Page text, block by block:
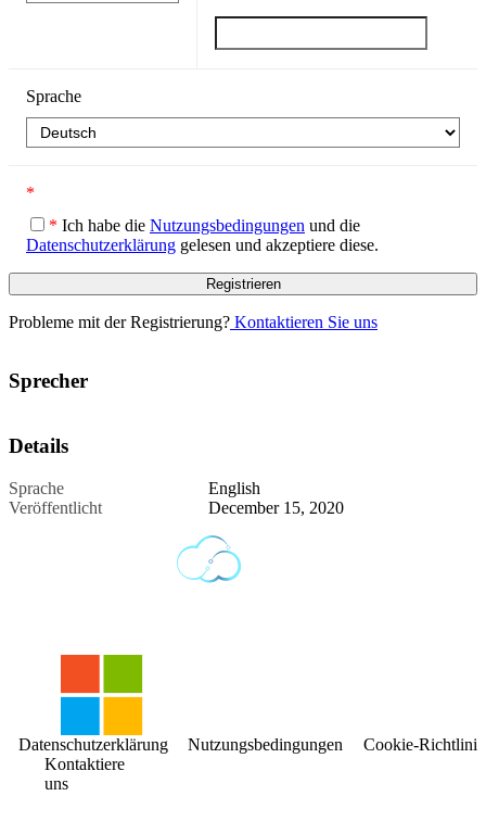
Sprache
*
* Ich habe die Nutzungsbedingungen und die
Datenschutzerklärung gelesen und akzeptiere diese.
Probleme mit der Registrierung? Kontaktieren Sie uns
Sprecher
Details
Sprache
English
Veröffentlicht
December 15, 2020
Kontaktiere
uns
Datenschutzerklärung Nutzungsbedingungen Cookie-Richtlinie